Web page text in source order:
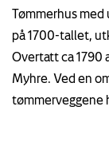
Tømmerhus
på 1700-tallet,
Overtatt ca 1790
Myhre. Ved en
tømmerveggene